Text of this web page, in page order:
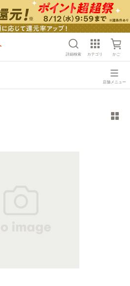
詳細検索 カテゴリ かご
店舗メニュー